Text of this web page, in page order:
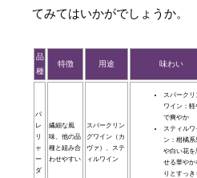
てみてはいかがでしょうか。
品
種
特徴 用途 味わい
パ
レ
リ
ャ
ー
ダ
繊細な風
味、他の品
種と組み合
わせやすい
スパークリン
グワイン（カ
ヴァ）、ステ
ィルワイン
スパークリ
ワイン：軽
で爽やか
スティルワ
ン：柑橘系
や白い花を
せる華やか
りとすっき